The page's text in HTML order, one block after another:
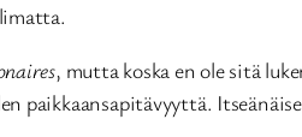
, mutta koska en ole sitä
paikkaansapitävyyttä.